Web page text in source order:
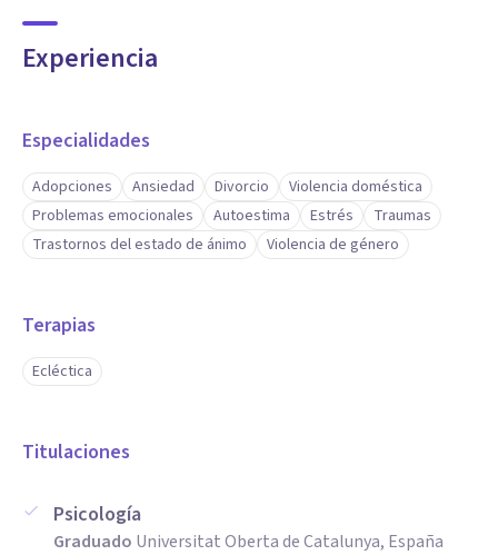
Experiencia
Especialidades
Adopciones Ansiedad Divorcio
Violencia doméstica
Problemas emocionales
Autoestima Estrés
Traumas
Trastornos del estado de ánimo
Violencia de género
Terapias
Ecléctica
Titulaciones
Psicología
Graduado Universitat Oberta de Catalunya, España